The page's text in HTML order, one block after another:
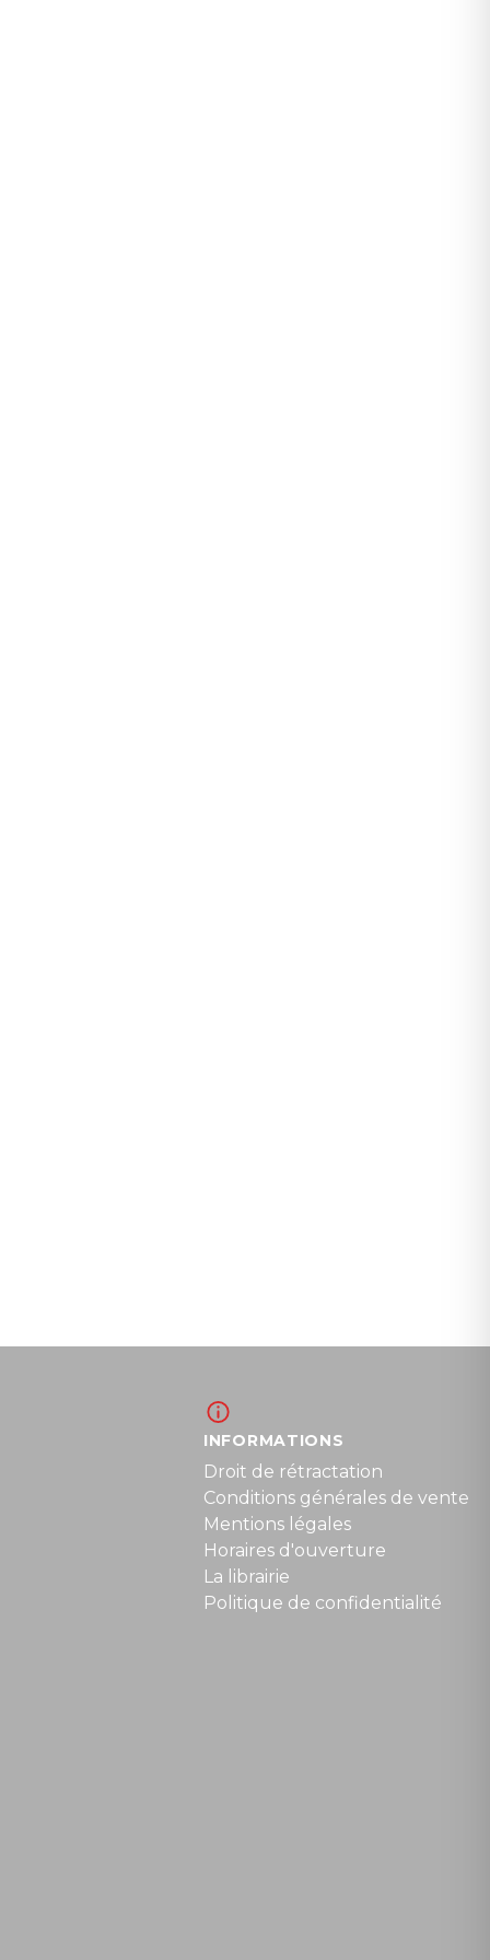
INFORMATIONS
Droit de rétractation
Conditions générales de vente
Mentions légales
Horaires d'ouverture
La librairie
Politique de confidentialité